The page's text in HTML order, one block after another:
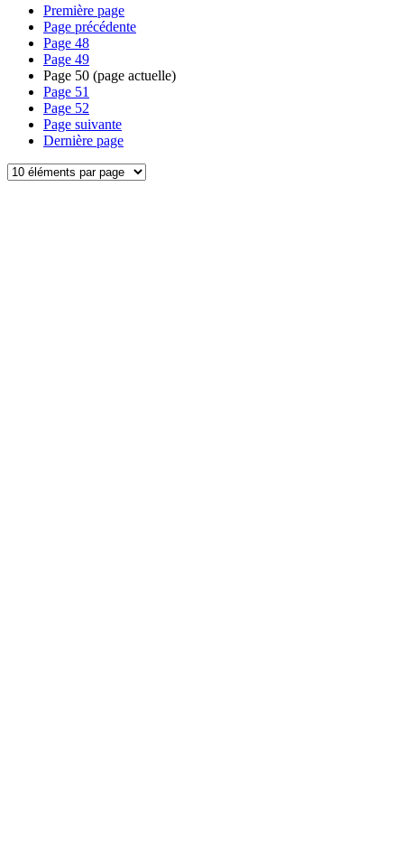
Première page
Page précédente
Page 48
Page 49
Page 50 (page actuelle)
Page 51
Page 52
Page suivante
Dernière page